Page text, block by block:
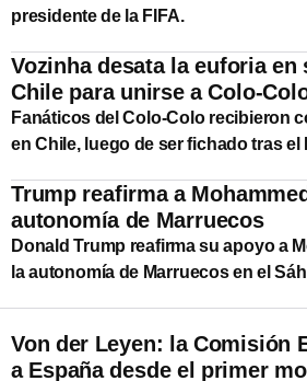
presidente de la FIFA.
Vozinha desata la euforia en
Chile para unirse a Colo-
Fanáticos del Colo-Colo recibieron
en Chile, luego de ser fichado tras el
Trump reafirma a
autonomía de Marruecos
Donald Trump reafirma su apoyo a
la autonomía de Marruecos en el
Von der Leyen: la Comisión
a España desde el primer